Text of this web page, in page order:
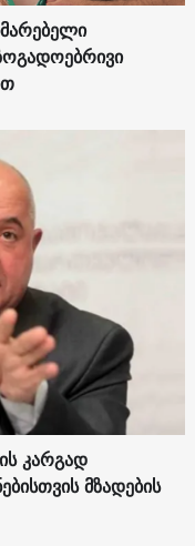
კარგად
მზადების